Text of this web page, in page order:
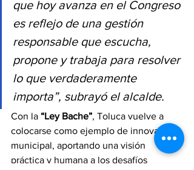
que hoy avanza en el Congreso
es reflejo de una gestión
responsable que escucha,
propone y trabaja para resolver
lo que verdaderamente
importa”, subrayó el alcalde.
Con la “Ley Bache”, Toluca vuelve a
colocarse como ejemplo de innovación
municipal, aportando una visión
práctica y humana a los desafíos